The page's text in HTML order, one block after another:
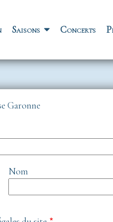
Saisons Concerts
Garonne
Nom